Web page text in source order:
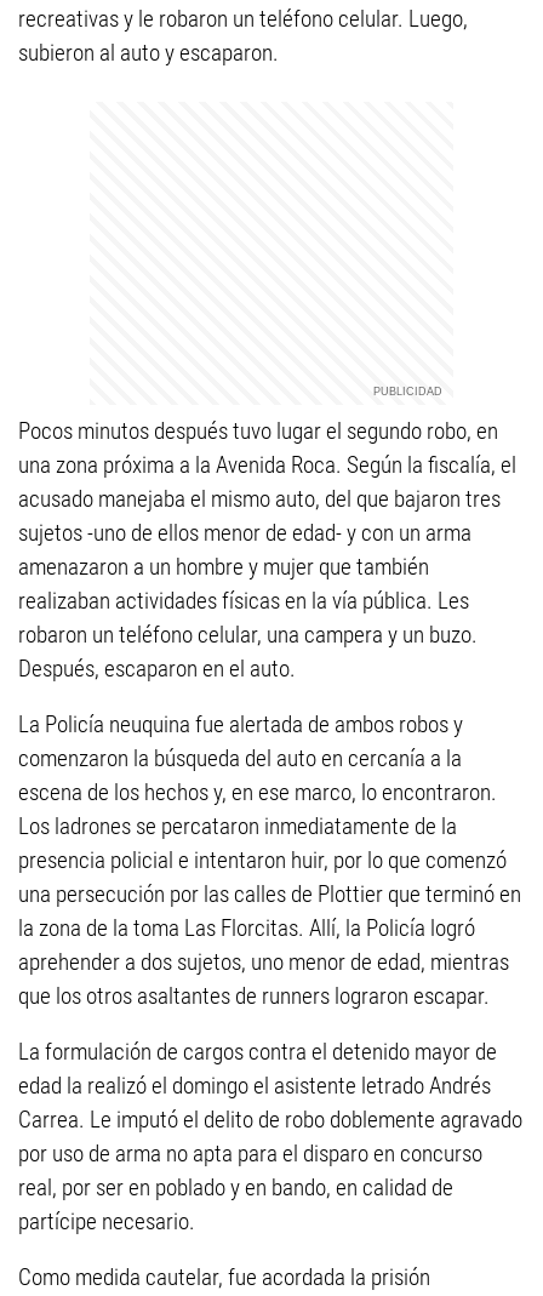
recreativas y le robaron un teléfono celular. Luego,
subieron al auto y escaparon.
Pocos minutos después tuvo lugar el segundo robo, en
una zona próxima a la Avenida Roca. Según la fiscalía, el
acusado manejaba el mismo auto, del que bajaron tres
sujetos -uno de ellos menor de edad- y con un arma
amenazaron a un hombre y mujer que también
realizaban actividades físicas en la vía pública. Les
robaron un teléfono celular, una campera y un buzo.
Después, escaparon en el auto.
La Policía neuquina fue alertada de ambos robos y
comenzaron la búsqueda del auto en cercanía a la
escena de los hechos y, en ese marco, lo encontraron.
Los ladrones se percataron inmediatamente de la
presencia policial e intentaron huir, por lo que comenzó
una persecución por las calles de Plottier que terminó en
la zona de la toma Las Florcitas. Allí, la Policía logró
aprehender a dos sujetos, uno menor de edad, mientras
que los otros asaltantes de runners lograron escapar.
La formulación de cargos contra el detenido mayor de
edad la realizó el domingo el asistente letrado Andrés
Carrea. Le imputó el delito de robo doblemente agravado
por uso de arma no apta para el disparo en concurso
real, por ser en poblado y en bando, en calidad de
partícipe necesario.
Como medida cautelar, fue acordada la prisión